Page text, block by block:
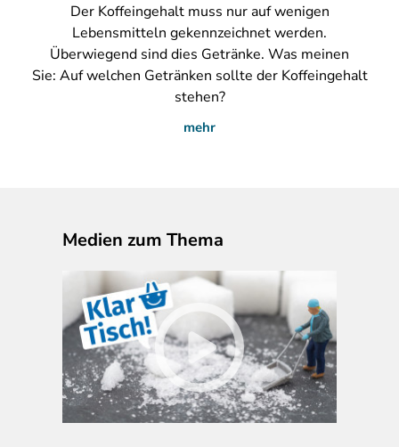
DerKoffeingehalt muss nur auf wenigen
Lebensmitteln gekennzeichnet werden.
Überwiegend sind dies Getränke. Was meinen
Sie: Auf welchen Getränken sollte der Koffeingehalt
stehen?
mehr
Medien zum Thema